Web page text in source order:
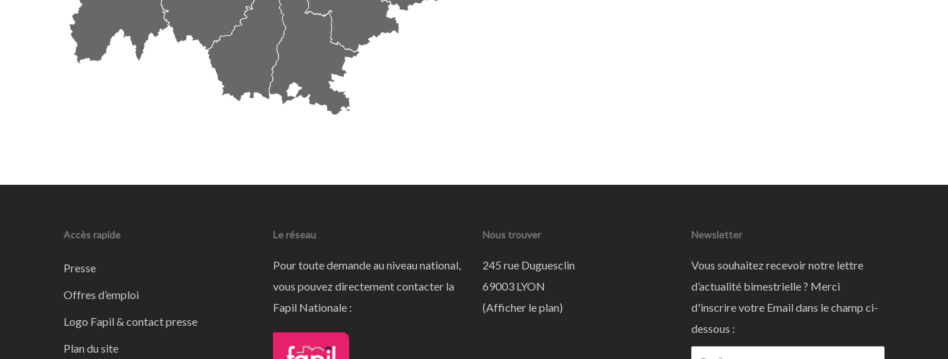
Accès rapide
Presse
Offres d’emploi
Logo Fapil & contact presse
Plan du site
Le réseau
Pour toute demande au niveau national,
vous pouvez directement contacter la
Fapil Nationale :
Nous trouver
245 rue Duguesclin
69003 LYON
(Afficher le plan)
Newsletter
Vous souhaitez recevoir notre lettre
d’actualité bimestrielle ? Merci
d'inscrire votre Email dans le champ ci-
dessous :